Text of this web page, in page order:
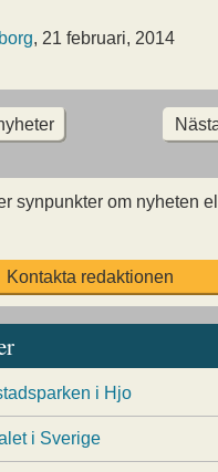
, 21 februari, 2014
synpunkter om nyheten
Kontakta redaktionen
i Hjo
i Sverige